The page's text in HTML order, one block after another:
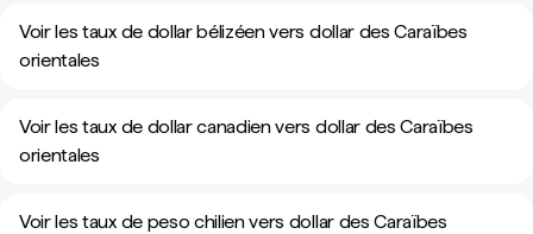
Voir les taux de dollar bélizéen vers dollar des Caraïbes
orientales
Voir les taux de dollar canadien vers dollar des Caraïbes
orientales
Voir les taux de peso chilien vers dollar des Caraïbes